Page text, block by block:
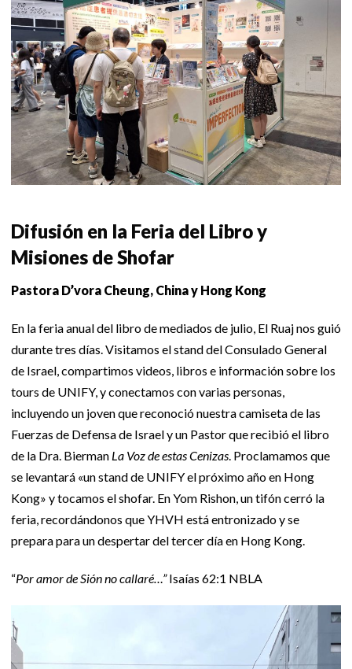
Difusión en la Feria del Libro y
Misiones de Shofar
Pastora D’vora Cheung, China y Hong Kong
En la feria anual del libro de mediados de julio, El Ruaj nos guió
durante tres días. Visitamos el stand del Consulado General
de Israel, compartimos videos, libros e información sobre los
tours de UNIFY, y conectamos con varias personas,
incluyendo un joven que reconoció nuestra camiseta de las
Fuerzas de Defensa de Israel y un Pastor que recibió el libro
de la Dra. Bierman La Voz de estas Cenizas. Proclamamos que
se levantará «un stand de UNIFY el próximo año en Hong
Kong» y tocamos el shofar. En Yom Rishon, un tifón cerró la
feria, recordándonos que YHVH está entronizado y se
prepara para un despertar del tercer día en Hong Kong.
“Por amor de Sión no callaré…”Isaías 62:1 NBLA